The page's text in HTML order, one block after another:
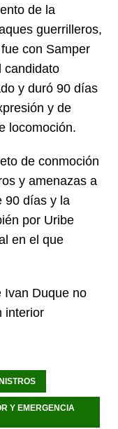
de la
guerrilleros,
con Samper
candidato
y duró 90 días
y de
locomoción.
de conmoción
y amenazas a
90 días y la
por Uribe
en el que
Ivan Duque no
interior
Y EMERGENCIA